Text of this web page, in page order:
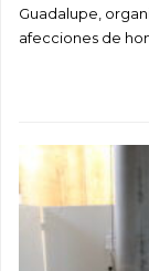
Guadalupe,
afecciones de